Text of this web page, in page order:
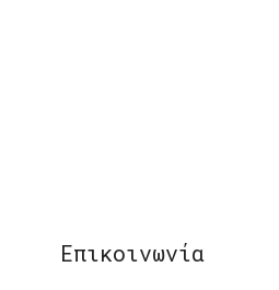
Επικοινωνία